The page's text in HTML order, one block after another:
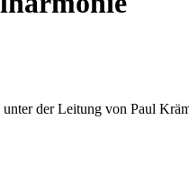
unter der Leitung von Paul